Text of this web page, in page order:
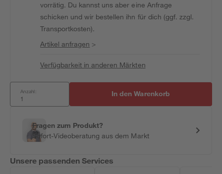
vorrätig. Du kannst uns aber eine Anfrage
schicken und wir bestellen ihn für dich (ggf. zzgl.
Transportkosten).
Artikel anfragen >
Verfügbarkeit in anderen Märkten
Anzahl: In den Warenkorb
Fragen zum Produkt?
Sofort-Videoberatung aus dem Markt
Unsere passenden Services